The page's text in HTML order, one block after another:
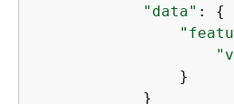
"data" : {
                }
            }